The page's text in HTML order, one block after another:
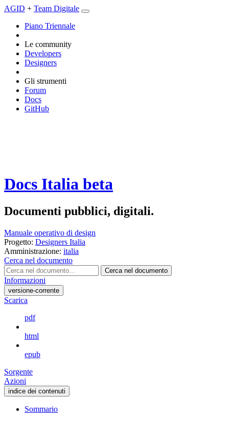
AGID + Team Digitale
Piano Triennale
Le community
Developers
Designers
Gli strumenti
Forum
Docs
GitHub
Docs Italia beta
Documenti pubblici, digitali.
Manuale operativo di design
Progetto: Designers Italia
Amministrazione: italia
Cerca nel documento
Cerca nel documento
Informazioni
versione-corrente
Scarica
pdf
html
epub
Sorgente
Azioni
indice dei contenuti
Sommario